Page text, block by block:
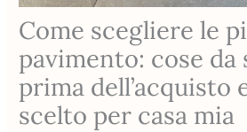
Come scegliere le
pavimento: cose da
prima dell’acquisto
scelto per casa mia